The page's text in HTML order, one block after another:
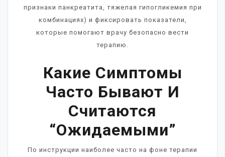
признаки панкреатита, тяжелая гипогликемия при
комбинациях) и фиксировать показатели,
которые помогают врачу безопасно вести
терапию.
Какие Симптомы
Часто Бывают И
Считаются
“ожидаемыми”
По инструкции наиболее часто на фоне терапии